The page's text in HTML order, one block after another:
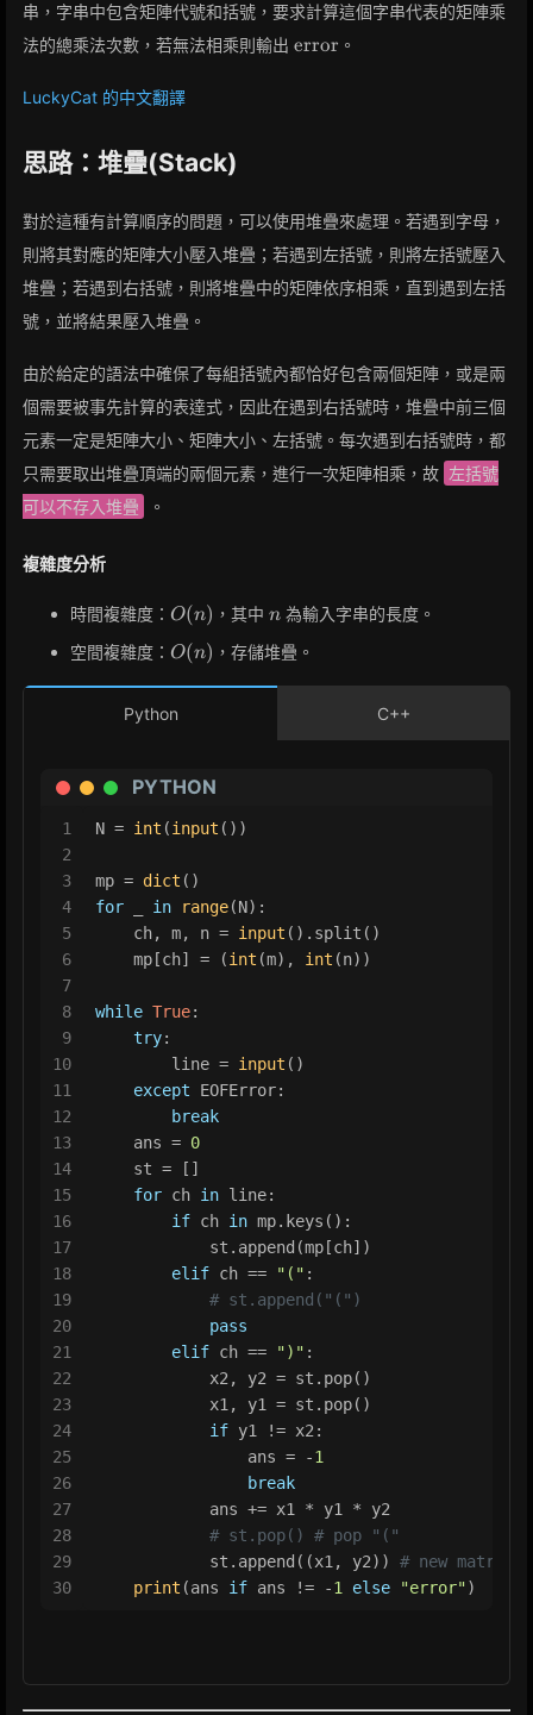
串，字串中包含矩陣代號和括號，要求計算這個字串代表的矩陣乘
法的總乘法次數，若無法相乘則輸出 \rm{error}
error 。
LuckyCat 的中文翻譯
思路：堆疊(Stack)
對於這種有計算順序的問題，可以使用堆疊來處理。若遇到字母，
則將其對應的矩陣大小壓入堆疊；若遇到左括號，則將左括號壓入
堆疊；若遇到右括號，則將堆疊中的矩陣依序相乘，直到遇到左括
號，並將結果壓入堆疊。
由於給定的語法中確保了每組括號內都恰好包含兩個矩陣，或是兩
個需要被事先計算的表達式，因此在遇到右括號時，堆疊中前三個
元素一定是矩陣大小、矩陣大小、左括號。每次遇到右括號時，都
只需要取出堆疊頂端的兩個元素，進行一次矩陣相乘，故 左括號
可以不存入堆疊
。
複雜度分析
時間複雜度： O(n)
O(n) ，其中n
n 為輸入字串的長度。
空間複雜度： O(n)
O(n) ，存儲堆疊。
Python C++
PYTHON
1
2
3
4
5
6
7
8
9
10
11
12
13
14
15
16
17
18
19
20
21
22
23
24
25
26
27
28
29
30
N = int (input ())
mp = dict ()
for
in range(N):
    ch, m, n =
input ().split()
    mp[ch] = (
int (m), int (n))
while True:
try:
        line =
input ()
except EOFError:
break
    ans =
0
    st = []
for ch in line:
if ch in mp.keys():
            st.append(mp[ch])
elif ch == "(" :
# st.append("(")
pass
elif ch == ")" :
            x2, y2 = st.pop()
            x1, y1 = st.pop()
if y1 != x2:
                ans = -
1
break
            ans += x1 * y1 * y2
# st.pop() # pop "("
            st.append((x1, y2))
# new matrix
print (ans if ans != -1 else "error")